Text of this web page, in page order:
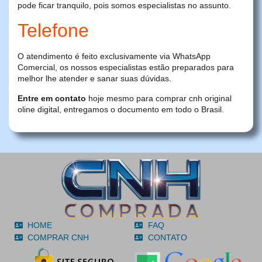
pode ficar tranquilo, pois somos especialistas no assunto.
Telefone
O atendimento é feito exclusivamente via WhatsApp
Comercial, os nossos especialistas estão preparados para
melhor lhe atender e sanar suas dúvidas.
Entre em contato hoje mesmo para comprar cnh original
oline digital, entregamos o documento em todo o Brasil.
HOME
COMPRAR CNH
FAQ
CONTATO